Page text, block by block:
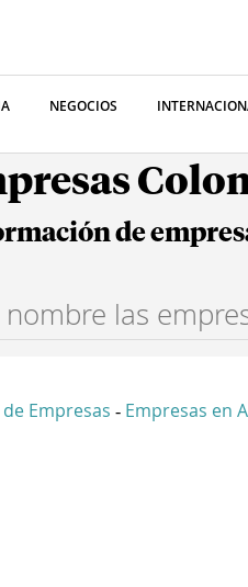
NEGOCIOS
de
Empresas - Empresas en